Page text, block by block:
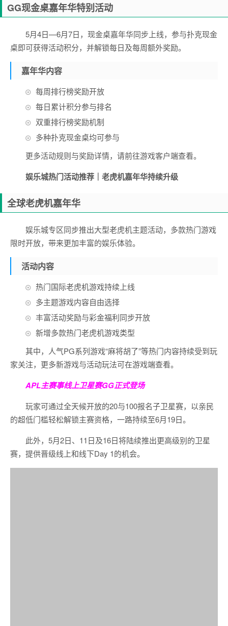
GG现金桌嘉年华特别活动
5月4日—6月7日，现金桌嘉年华同步上线，参与扑克现金
桌即可获得活动积分，并解锁每日及每周额外奖励。
嘉年华内容
每周排行榜奖励开放
每日累计积分参与排名
双重排行榜奖励机制
多种扑克现金桌均可参与
更多活动规则与奖励详情，请前往游戏客户端查看。
娱乐城热门活动推荐｜老虎机嘉年华持续升级
全球老虎机嘉年华
娱乐城专区同步推出大型老虎机主题活动，多款热门游戏
限时开放，带来更加丰富的娱乐体验。
活动内容
热门国际老虎机游戏持续上线
多主题游戏内容自由选择
丰富活动奖励与彩金福利同步开放
新增多款热门老虎机游戏类型
其中，人气PG系列游戏“麻将胡了”等热门内容持续受到玩
家关注，更多新游戏与活动玩法可在游戏端查看。
APL主赛事线上卫星赛GG正式登场
玩家可通过全天候开放的20与100报名子卫星赛，以亲民
的超低门槛轻松解锁主赛资格，一路持续至6月19日。
此外，5月2日、11日及16日将陆续推出更高级别的卫星
赛，提供晋级线上和线下Day 1的机会。